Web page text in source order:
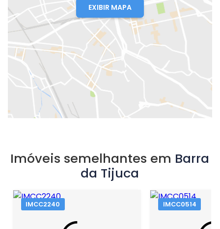
EXIBIR MAPA
Imóveis semelhantes em Barra
da Tijuca
IMCC2240 IMCC0514